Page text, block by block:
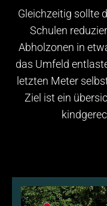
Gleichzeitig sollte
Schulen
Abholzonen in
das Umfeld
letzten Meter
Ziel ist ein